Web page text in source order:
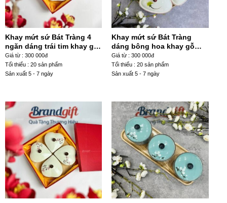
Khay mứt sứ Bát Tràng 4
ngăn dáng trái tim khay gỗ
họa tiết hoa sen xanh KM-
19
Giá từ : 300 000đ
Tối thiểu : 20 sản phẩm
Sản xuất 5 - 7 ngày
Khay mứt sứ Bát Tràng
dáng bông hoa khay gỗ
họa tiết hoa cúc vàng KM-
28
Giá từ : 300 000đ
Tối thiểu : 20 sản phẩm
Sản xuất 5 - 7 ngày